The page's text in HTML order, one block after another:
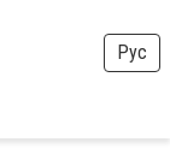
Рус